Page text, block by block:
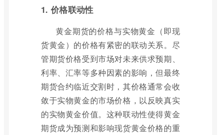
1. 价格联动性
黄金期货的价格与实物黄金（即现
货黄金）的价格有紧密的联动关系。尽
管期货价格受到市场对未来供求预期、
利率、汇率等多种因素的影响，但最终
期货合约临近交割时，其价格通常会收
敛于实物黄金的市场价格，以反映真实
的实物黄金价值。这种联动性使得黄金
期货成为预测和影响现货黄金价格的重